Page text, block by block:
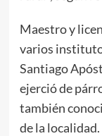
Maestro y
varios
Santiago
ejerció de
también
de la localidad.